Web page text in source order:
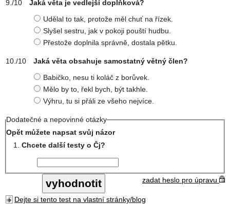
Jaká věta je vedlejší doplňková?
Udělal to tak, protože měl chuť na řízek.
Slyšel sestru, jak v pokoji pouští hudbu.
Přestože doplnila správně, dostala pětku.
Jaká věta obsahuje samostatný větný člen?
Babičko, nesu ti koláč z borůvek.
Mělo by to, řekl bych, být takhle.
Výhru, tu si přáli ze všeho nejvíce.
Dodatečné a nepovinné otázky
Opět můžete napsat svůj názor
Chcete další testy o Čj?
zadat heslo pro úpravu
Dejte si tento test na vlastní stránky/blog